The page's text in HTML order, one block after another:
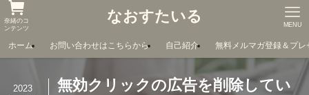
なおすたいる
奈緒のコ
ンテンツ
MENU
ホーム お問い合わせはこちらから 自己紹介 無料メルマガ登録＆プ
無効クリックの広告を削除してい
2023